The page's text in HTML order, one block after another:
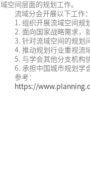
域空间层面的规划工作。
流域分会开展以下工作
1. 组织开展流域空间规
2. 面向国家战略需求，
3. 针对流域空间的规划
4. 推动规划行业重视流
5. 与学会其他分支机构
6. 承担中国城市规划学
参考：
https://